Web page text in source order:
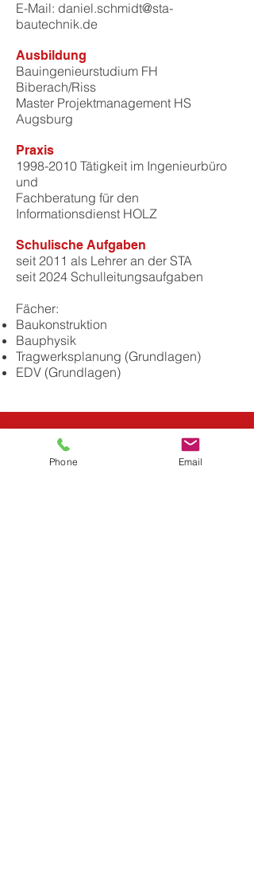
E-Mail: daniel.schmidt@sta-
bautechnik.de
Ausbildung
Bauingenieurstudium FH
Biberach/Riss
Master Projektmanagement HS
Augsburg
Praxis
1998-2010 Tätigkeit im Ingenieurbüro
und
Fachberatung für den
Informationsdienst HOLZ
Schulische Aufgaben
seit 2011 als Lehrer an der STA
seit 2024 Schulleitungsaufgaben
Fächer:
Baukonstruktion
Bauphysik
Tragwerksplanung (Grundlagen)
EDV (Grundlagen)
Phone Email